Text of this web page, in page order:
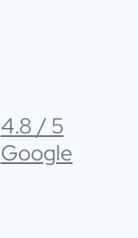
4.8 / 5
Google